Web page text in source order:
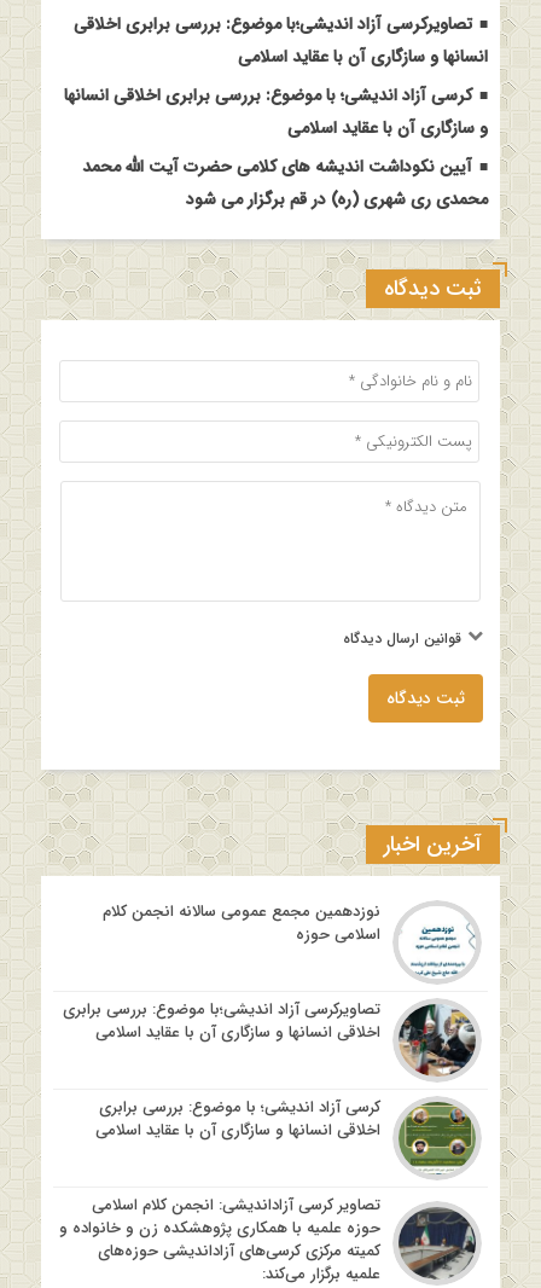
تصاویرکرسی آزاد اندیشی؛با موضوع: بررسی برابری اخلاقی
انسانها و سازگاری آن با عقاید اسلامی
کرسی آزاد اندیشی؛ با موضوع: بررسی برابری اخلاقی انسانها
و سازگاری آن با عقاید اسلامی
آیین نکوداشت اندیشه های کلامی حضرت آیت الله محمد
محمدی ری شهری (ره) در قم برگزار می شود
ثبت دیدگاه
قوانین ارسال دیدگاه
ثبت دیدگاه
آخرین اخبار
نوزدهمین مجمع عمومی سالانه انجمن کلام
اسلامی حوزه
تصاویرکرسی آزاد اندیشی؛با موضوع: بررسی برابری
اخلاقی انسانها و سازگاری آن با عقاید اسلامی
کرسی آزاد اندیشی؛ با موضوع: بررسی برابری
اخلاقی انسانها و سازگاری آن با عقاید اسلامی
تصاویر کرسی آزاداندیشی: انجمن کلام اسلامی
حوزه علمیه با همکاری پژوهشکده زن و خانواده و
کمیته مرکزی کرسی‌های آزاداندیشی حوزه‌های
علمیه برگزار می‌کند: